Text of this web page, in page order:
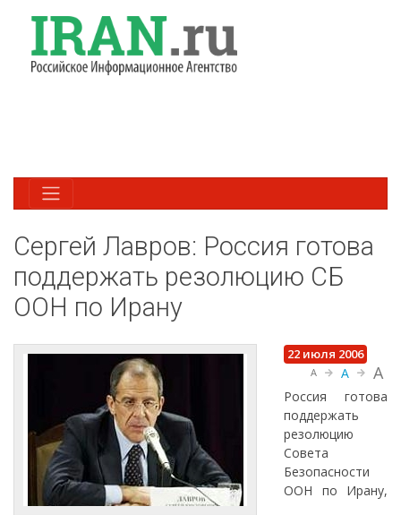
Сергей Лавров: Россия готова
поддержать резолюцию СБ
ООН по Ирану
22 июля 2006
A A A
Россия готова
поддержать
резолюцию
Совета
Безопасности
ООН по Ирану,